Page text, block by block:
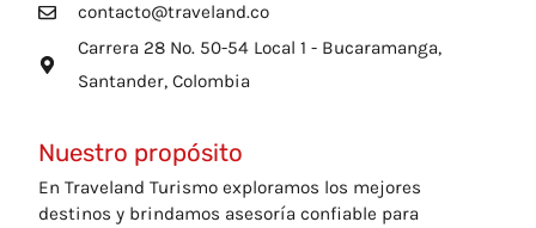
contacto@traveland.co
Carrera 28 No. 50-54 Local 1 - Bucaramanga,
Santander, Colombia
Nuestro propósito
En Traveland Turismo exploramos los mejores
destinos y brindamos asesoría confiable para